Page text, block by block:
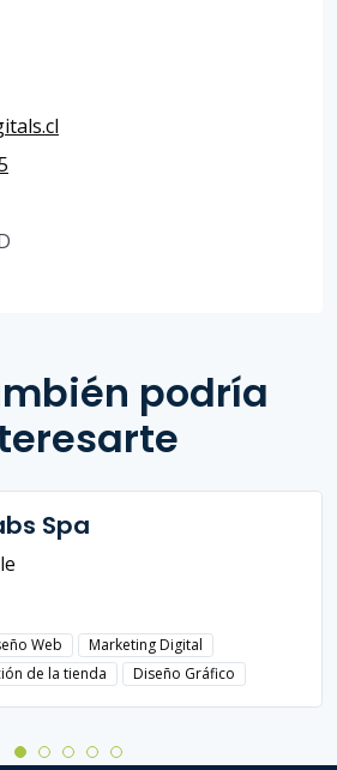
podría
Spa
Web
Marketing Digital
de la tienda
Diseño Gráfico